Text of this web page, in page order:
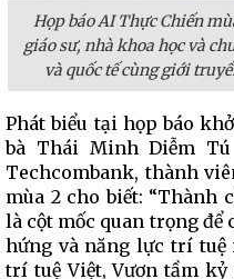
Họp báo AI Thực Chiến
giáo sư, nhà khoa học và
và quốc tế cùng giới
Phát biểu tại họp báo
bà Thái Minh Diễm
Techcombank, thành
mùa 2 cho biết: “Thành
là cột mốc quan trọng
hứng và năng lực trí tuệ
trí tuệ Việt, Vươn tầm kỷ